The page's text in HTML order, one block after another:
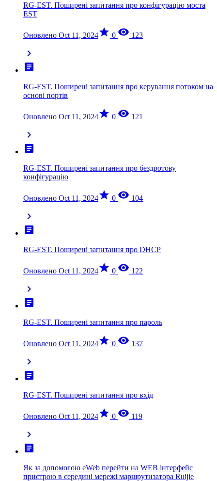
RG-EST. Поширені запитання про конфігурацію моста
EST
Оновлено Oct 11, 2024star 0 visibility 123
chevron_right
article
RG-EST. Поширені запитання про керування потоком на
основі портів
Оновлено Oct 11, 2024star 0 visibility 121
chevron_right
article
RG-EST. Поширені запитання про бездротову
конфігурацію
Оновлено Oct 11, 2024star 0 visibility 104
chevron_right
article
RG-EST. Поширені запитання про DHCP
Оновлено Oct 11, 2024star 0 visibility 122
chevron_right
article
RG-EST. Поширені запитання про пароль
Оновлено Oct 11, 2024star 0 visibility 137
chevron_right
article
RG-EST. Поширені запитання про вхід
Оновлено Oct 11, 2024star 0 visibility 119
chevron_right
article
Як за допомогою eWeb перейти на WEB інтерфейс
пристрою в середині мережі маршрутизатора Ruijie